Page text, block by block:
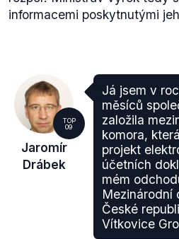
informacemi poskytnutými
TOP
09
Jaromír
Drábek
Já jsem v
měsíců
založila
komora,
projekt
účetních
mém
Mezinárodní
České
Vítkovice